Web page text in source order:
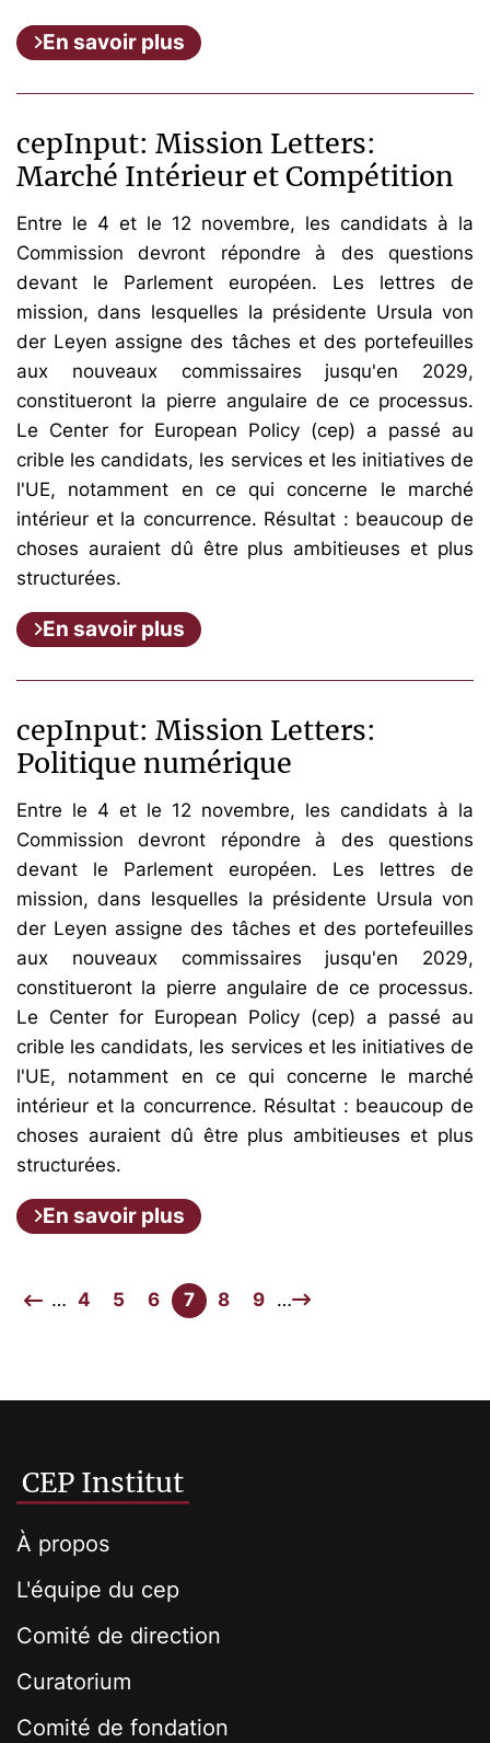
En savoir plus
cepInput: Mission Letters:
Marché Intérieur et Compétition
Entre le 4 et le 12 novembre, les candidats à la
Commission devront répondre à des questions
devant le Parlement européen. Les lettres de
mission, dans lesquelles la présidente Ursula von
der Leyen assigne des tâches et des portefeuilles
aux nouveaux commissaires jusqu'en 2029,
constitueront la pierre angulaire de ce processus.
Le Center for European Policy (cep) a passé au
crible les candidats, les services et les initiatives de
l'UE, notamment en ce qui concerne le marché
intérieur et la concurrence. Résultat : beaucoup de
choses auraient dû être plus ambitieuses et plus
structurées.
En savoir plus
cepInput: Mission Letters:
Politique numérique
Entre le 4 et le 12 novembre, les candidats à la
Commission devront répondre à des questions
devant le Parlement européen. Les lettres de
mission, dans lesquelles la présidente Ursula von
der Leyen assigne des tâches et des portefeuilles
aux nouveaux commissaires jusqu'en 2029,
constitueront la pierre angulaire de ce processus.
Le Center for European Policy (cep) a passé au
crible les candidats, les services et les initiatives de
l'UE, notamment en ce qui concerne le marché
intérieur et la concurrence. Résultat : beaucoup de
choses auraient dû être plus ambitieuses et plus
structurées.
En savoir plus
… 4 5 6 7 8 9 …
CEP Institut
À propos
L'équipe du cep
Comité de direction
Curatorium
Comité de fondation